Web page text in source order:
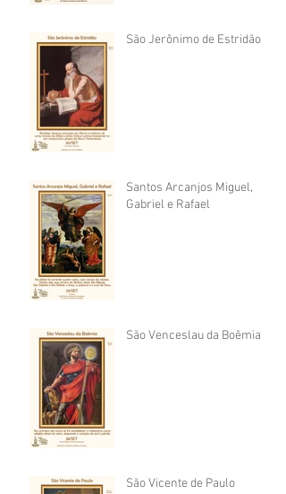
São Jerônimo de Estridão
Santos Arcanjos Miguel,
Gabriel e Rafael
São Venceslau da Boêmia
São Vicente de Paulo